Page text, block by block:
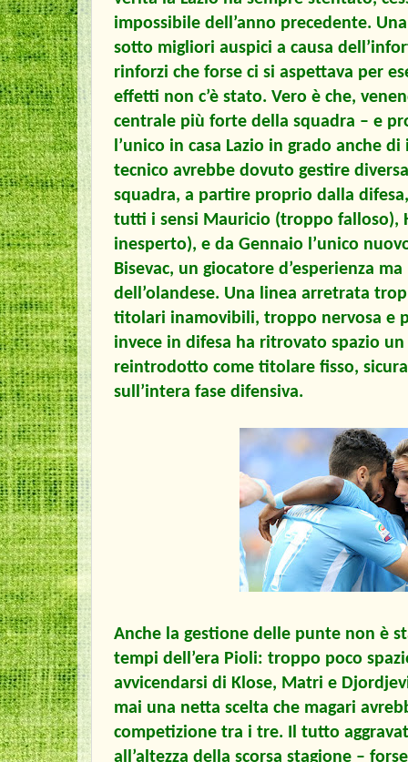
impossibile dell’anno precedente.
sotto migliori auspici a causa
rinforzi che forse ci si aspettava per
effetti non c’è stato. Vero è che,
centrale più forte della squadra – e
l’unico in casa Lazio in grado anche
tecnico avrebbe dovuto gestire
squadra, a partire proprio dalla
tutti i sensi Mauricio (troppo falloso),
inesperto), e da Gennaio l’unico
Bisevac, un giocatore d’esperienza
dell’olandese. Una linea arretrata
titolari inamovibili, troppo nervosa e
invece in difesa ha ritrovato spazio
reintrodotto come titolare fisso,
sull’intera fase difensiva.
Anche la gestione delle punte non è
tempi dell’era Pioli: troppo poco
avvicendarsi di Klose, Matri e
mai una netta scelta che magari
competizione tra i tre. Il tutto
all’altezza della scorsa stagione –